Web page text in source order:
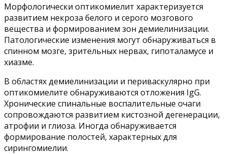
Морфологически оптикомиелит характеризуется
развитием некроза белого и серого мозгового
вещества и формированием зон демиелинизации.
Патологические изменения могут обнаруживаться в
спинном мозге, зрительных нервах, гипоталамусе и
хиазме.
В областях демиелинизации и периваскулярно при
оптикомиелите обнаруживаются отложения IgG.
Хронические спинальные воспалительные очаги
сопровождаются развитием кистозной дегенерации,
атрофии и глиоза. Иногда обнаруживается
формирование полостей, характерных для
сирингомиелии.